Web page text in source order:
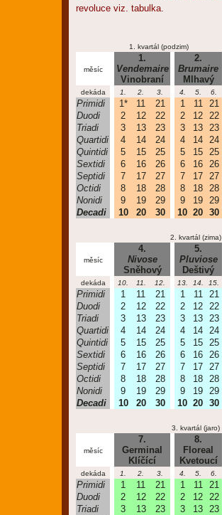
revoluce viz. tabulka.
1. kvartál (podzim)
měsíc
1.
Vendemaire
Vinobraní
2.
Brumaire
Mlhavý
dekáda 1. 2. 3. 4. 5. 6.
Primidi 1* 11 21 1 11 21
Duodi
2 12 22 2 12 22
Triadi
3 13 23 3 13 23
Quartidi
4 14 24 4 14 24
Quintidi
5 15 25 5 15 25
Sextidi
6 16 26 6 16 26
Septidi
7 17 27 7 17 27
Octidi
8 18 28 8 18 28
Nonidi
9 19 29 9 19 29
Decadi
10 20 30 10 20 30
2. kvartál (zima)
měsíc
4.
Nivose
Sněhový
5.
Pluviose
Deštivý
dekáda 10. 11. 12. 13. 14. 15.
Primidi 1 11 21 1 11 21
Duodi
2 12 22 2 12 22
Triadi
3 13 23 3 13 23
Quartidi
4 14 24 4 14 24
Quintidi
5 15 25 5 15 25
Sextidi
6 16 26 6 16 26
Septidi
7 17 27 7 17 27
Octidi
8 18 28 8 18 28
Nonidi
9 19 29 9 19 29
Decadi
10 20 30 10 20 30
3. kvartál (jaro)
měsíc
7.
Germinal
Klíčící
8.
Floreal
Kvetoucí
dekáda 1. 2. 3. 4. 5. 6.
Primidi 1 11 21 1 11 21
Duodi
2 12 22 2 12 22
Triadi
3 13 23 3 13 23